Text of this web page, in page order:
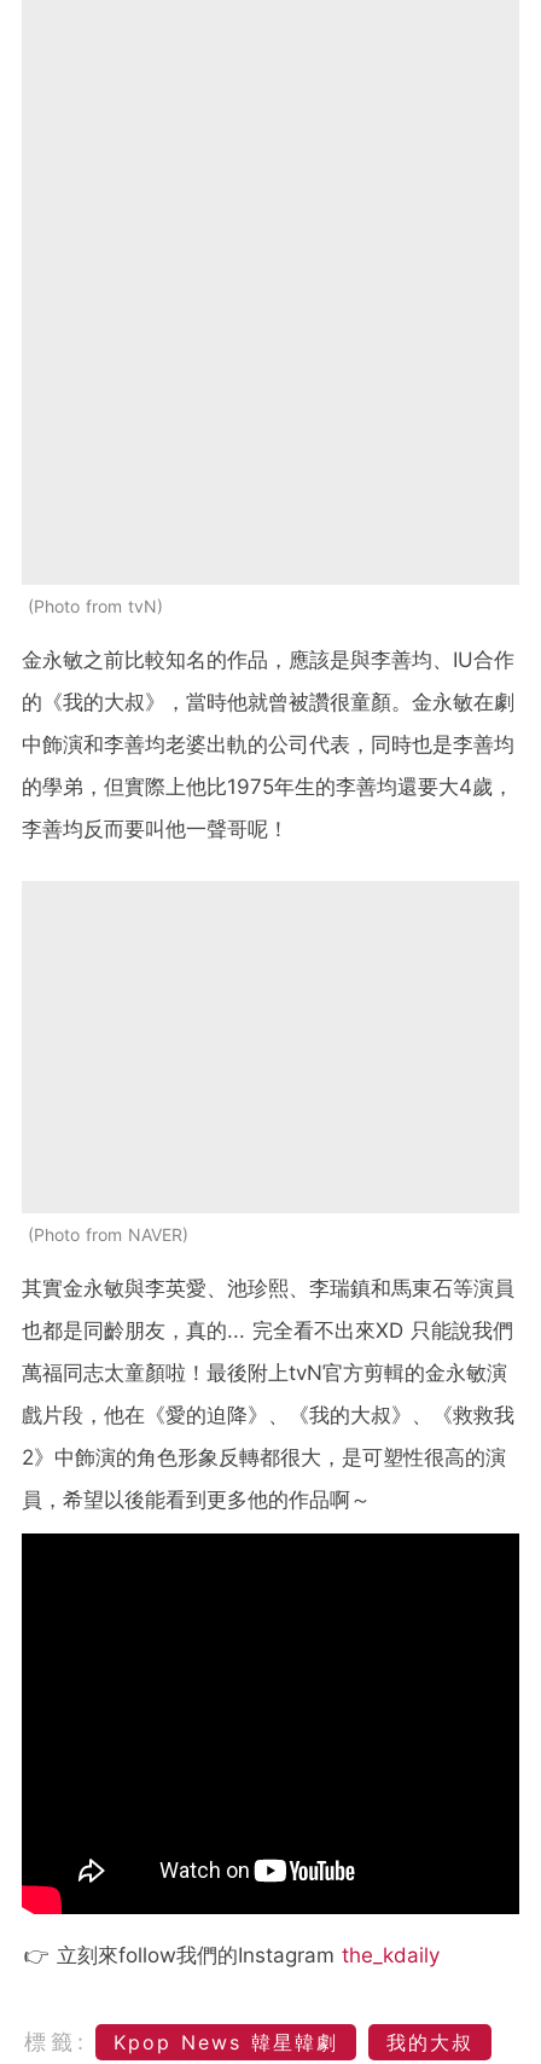
Photo from tvN
金永敏之前比較知名的作品，應該是與李善均、IU合作
的《我的大叔》，當時他就曾被讚很童顏。金永敏在劇
中飾演和李善均老婆出軌的公司代表，同時也是李善均
的學弟，但實際上他比1975年生的李善均還要大4歲，
李善均反而要叫他一聲哥呢！
Photo from NAVER
其實金永敏與李英愛、池珍熙、李瑞鎮和馬東石等演員
也都是同齡朋友，真的... 完全看不出來XD 只能說我們
萬福同志太童顏啦！最後附上tvN官方剪輯的金永敏演
戲片段，他在《愛的迫降》、《我的大叔》、《救救我
2》中飾演的角色形象反轉都很大，是可塑性很高的演
員，希望以後能看到更多他的作品啊～
👉 立刻來follow我們的Instagram the_kdaily
標籤: Kpop News 韓星韓劇
我的大叔